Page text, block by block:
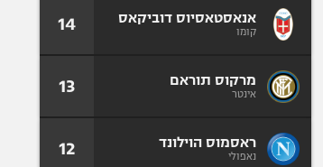
אנאסטאסיוס דוביקאס
קומו 14
מרקוס תוראם
אינטר 13
ראסמוס הוילונד
נאפולי 12